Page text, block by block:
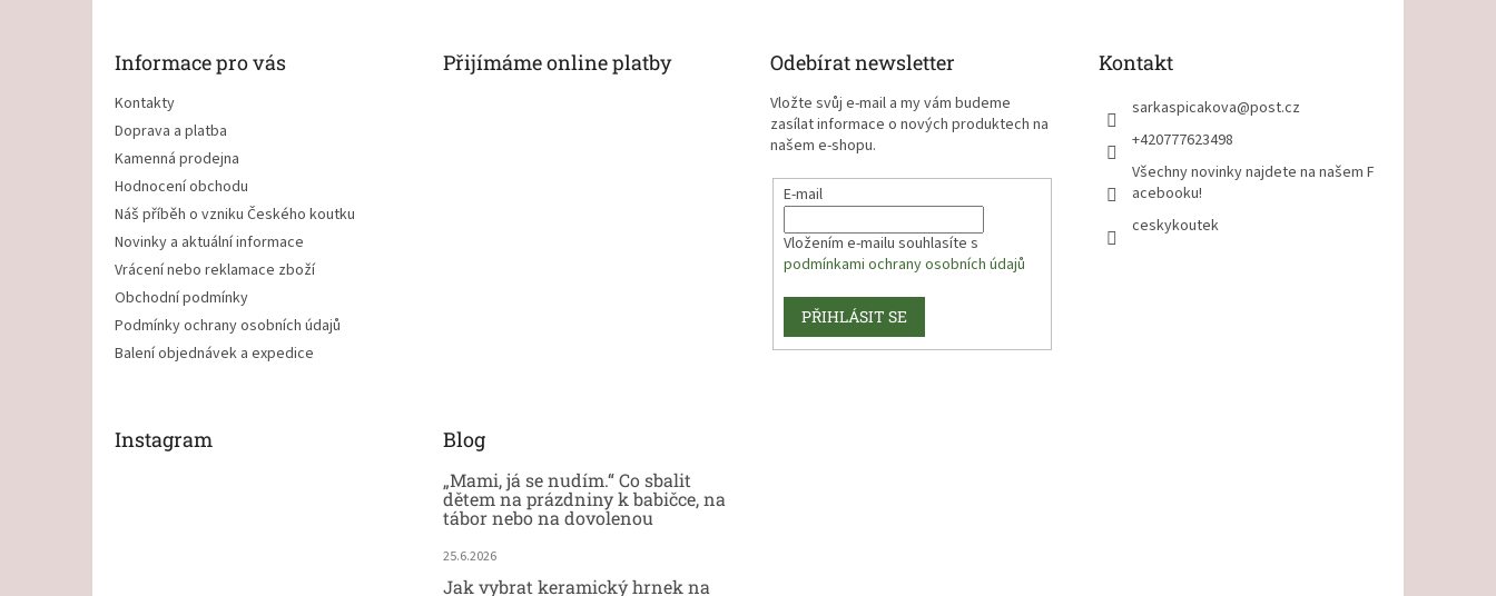
Informace pro vás
Kontakty
Doprava a platba
Kamenná prodejna
Hodnocení obchodu
Náš příběh o vzniku Českého koutku
Novinky a aktuální informace
Vrácení nebo reklamace zboží
Obchodní podmínky
Podmínky ochrany osobních údajů
Balení objednávek a expedice
Přijímáme online platby Odebírat newsletter
Vložte svůj e-mail a my vám budeme
zasílat informace o nových produktech na
našem e-shopu.
E-mail
Vložením e-mailu souhlasíte s
podmínkami ochrany osobních údajů
PŘIHLÁSIT SE
Kontakt
sarkaspicakova@post.cz
+420777623498
Všechny novinky najdete na našem F
acebooku!
ceskykoutek
Instagram Blog
„Mami, já se nudím.“ Co sbalit
dětem na prázdniny k babičce, na
tábor nebo na dovolenou
25.6.2026
Jak vybrat keramický hrnek na